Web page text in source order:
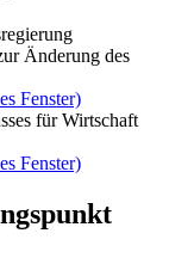
Änderung des
Fenster)
für Wirtschaft
Fenster)